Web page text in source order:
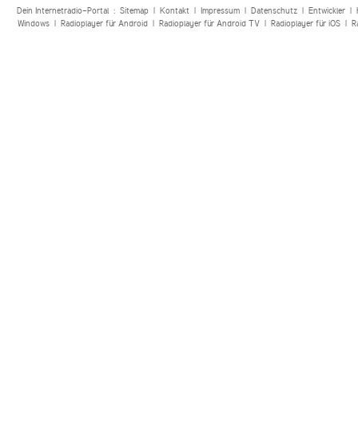
Dein Internetradio-Portal : Sitemap| Kontakt| Impressum| Datenschutz| Entwickler|
Windows| Radioplayer für Android| Radioplayer für Android TV| Radioplayer für iOS|